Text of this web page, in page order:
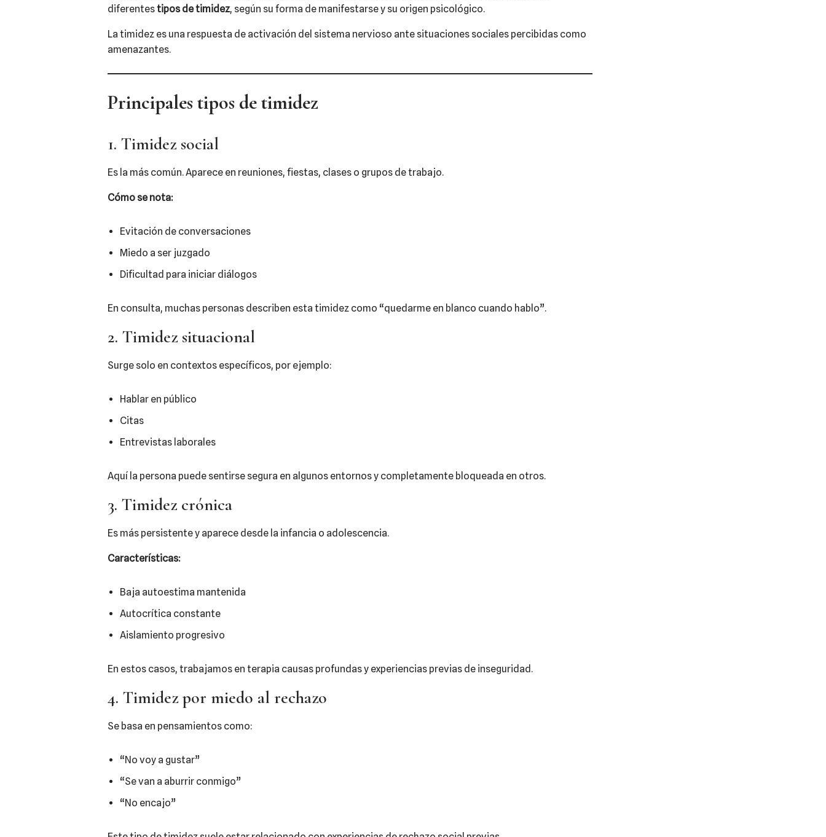
diferentestipos de timidez, según su forma de manifestarse y su origen psicológico.
La timidez es una respuesta de activación del sistema nervioso ante situaciones sociales percibidas como
amenazantes.
Principales tipos de timidez
1. Timidez social
Es la más común. Aparece en reuniones, fiestas, clases o grupos de trabajo.
Cómo se nota:
Evitación de conversaciones
Miedo a ser juzgado
Dificultad para iniciar diálogos
En consulta, muchas personas describen esta timidez como “quedarme en blanco cuando hablo”.
2. Timidez situacional
Surge solo en contextos específicos, por ejemplo:
Hablar en público
Citas
Entrevistas laborales
Aquí la persona puede sentirse segura en algunos entornos y completamente bloqueada en otros.
3. Timidez crónica
Es más persistente y aparece desde la infancia o adolescencia.
Características:
Baja autoestima mantenida
Autocrítica constante
Aislamiento progresivo
En estos casos, trabajamos en terapia causas profundas y experiencias previas de inseguridad.
4. Timidez por miedo al rechazo
Se basa en pensamientos como:
“No voy a gustar”
“Se van a aburrir conmigo”
“No encajo”